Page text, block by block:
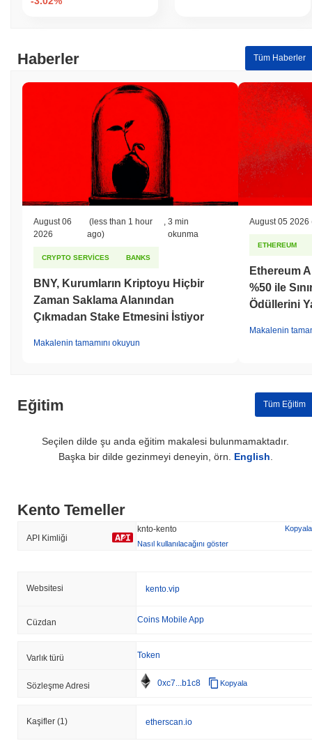
Haberler Tüm Haberler
August 06
2026
(less than 1 hour
ago)
3 min
okunma
CRYPTO SERVICES BANKS
BNY, Kurumların Kriptoyu Hiçbir
Zaman Saklama Alanından
Çıkmadan Stake Etmesini İstiyor
Makalenin tamamını okuyun
August 05 2026
ETHEREUM
Ethereum
%50 ile
Ödüllerini
Makalenin
Eğitim Tüm Eğitim
Seçilen dilde şu anda eğitim makalesi bulunmamaktadır.
Başka bir dilde gezinmeyi deneyin, örn. English
Kento Temeller
API Kimliği
knto-kento
Kopyala
Nasıl kullanılacağını göster
Websitesi kento.vip
Cüzdan Coins Mobile App
Varlık türü Token
Sözleşme Adresi 0xc7...b1c8 Kopyala
Kaşifler (1) etherscan.io